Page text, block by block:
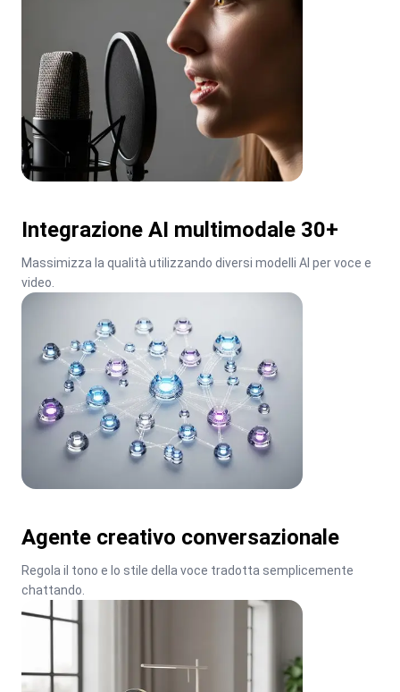
Integrazione AI multimodale 30+
Massimizza la qualità utilizzando diversi modelli AI per voce e
video.
Agente creativo conversazionale
Regola il tono e lo stile della voce tradotta semplicemente
chattando.